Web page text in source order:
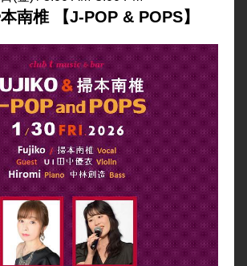
南椎 【J-POP & POPS】